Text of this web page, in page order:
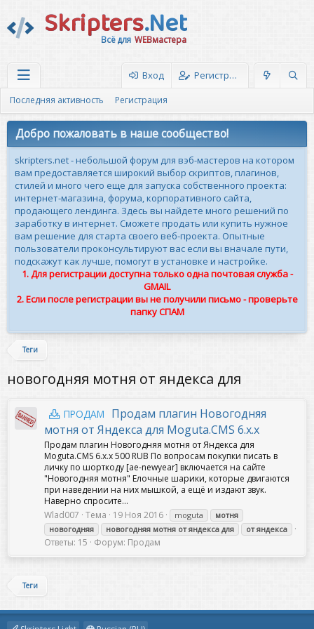
Skripters.Net
Всё для WEBмастера
Вход Регистрация
Последняя активность Регистрация
Добро пожаловать в наше сообщество!
skripters.net - небольшой форум для вэб-мастеров на котором
вам предоставляется широкий выбор скриптов, плагинов,
стилей и много чего еще для запуска собственного проекта:
интернет-магазина, форума, корпоративного сайта,
продающего лендинга. Здесь вы найдете много решений по
заработку в интернет. Сможете продать или купить нужное
вам решение для старта своего веб-проекта. Опытные
пользователи проконсультируют вас если вы вначале пути,
подскажут как лучше, помогут в установке и настройке.
1. Для регистрации доступна только одна почтовая служба -
GMAIL
2. Если после регистрации вы не получили письмо - проверьте
папку СПАМ
Теги
новогодняя мотня от яндекса для
ПРОДАМ
Продам плагин Новогодняя
мотня от Яндекса для Moguta.CMS 6.x.x
Продам плагин Новогодняя мотня от Яндекса для
Moguta.CMS 6.x.x 500 RUB По вопросам покупки писать в
личку по шорткоду [ae-newyear] включается на сайте
"Новогодняя мотня" Елочные шарики, которые двигаются
при наведении на них мышкой, а ещё и издают звук.
Наверно спросите...
Wlad007 Тема 19 Ноя 2016 moguta
мотня
новогодняя
новогодняя мотня от яндекса для от яндекса
Ответы: 15 Форум: Продам
Теги